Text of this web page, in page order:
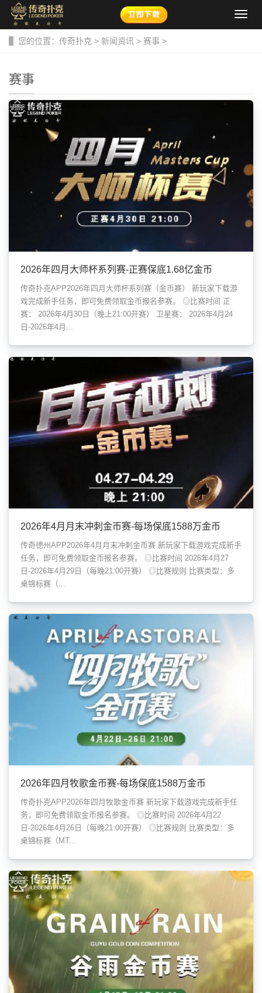
导
您的位置： 传奇扑克 > 新闻资讯 > 赛事 >
赛事
2026年四月大师杯系列赛-正赛保底1.68亿金币
传奇扑克APP2026年四月大师杯系列赛（金币赛） 新玩家下载游
戏完成新手任务，即可免费领取金币报名参赛。 ◎比赛时间 正
赛： 2026年4月30日（晚上21:00开赛） 卫星赛： 2026年4月24
日-2026年4月...
2026年4月月末冲刺金币赛-每场保底1588万金币
传奇德州APP2026年4月月末冲刺金币赛 新玩家下载游戏完成新手
任务，即可免费领取金币报名参赛。 ◎比赛时间 2026年4月27
日-2026年4月29日（每晚21:00开赛） ◎比赛规则 比赛类型：多
桌锦标赛（...
2026年四月牧歌金币赛-每场保底1588万金币
传奇扑克APP2026年四月牧歌金币赛 新玩家下载游戏完成新手任
务，即可免费领取金币报名参赛。 ◎比赛时间 2026年4月22
日-2026年4月26日（每晚21:00开赛） ◎比赛规则 比赛类型：多
桌锦标赛（MT...